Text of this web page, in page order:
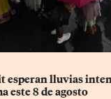
esperan lluvias
este 8 de agosto